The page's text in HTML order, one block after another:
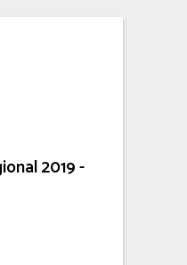
2019 -